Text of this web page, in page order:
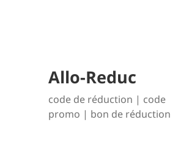
Allo-Reduc
code de réduction | code
promo | bon de réduction